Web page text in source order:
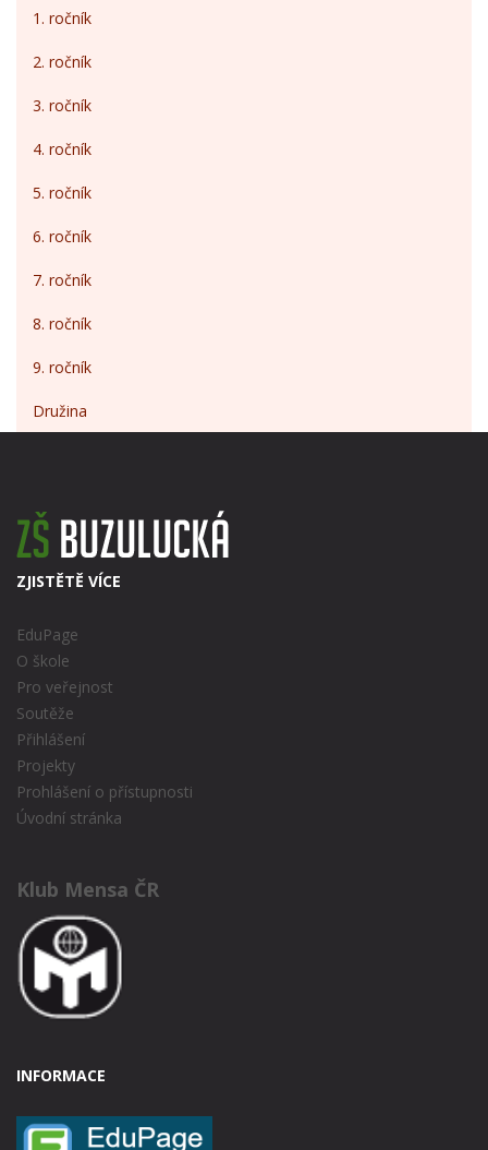
1. ročník
2. ročník
3. ročník
4. ročník
5. ročník
6. ročník
7. ročník
8. ročník
9. ročník
Družina
ZJISTĚTĚ VÍCE
EduPage
O škole
Pro veřejnost
Soutěže
Přihlášení
Projekty
Prohlášení o přístupnosti
Úvodní stránka
Klub Mensa ČR
INFORMACE